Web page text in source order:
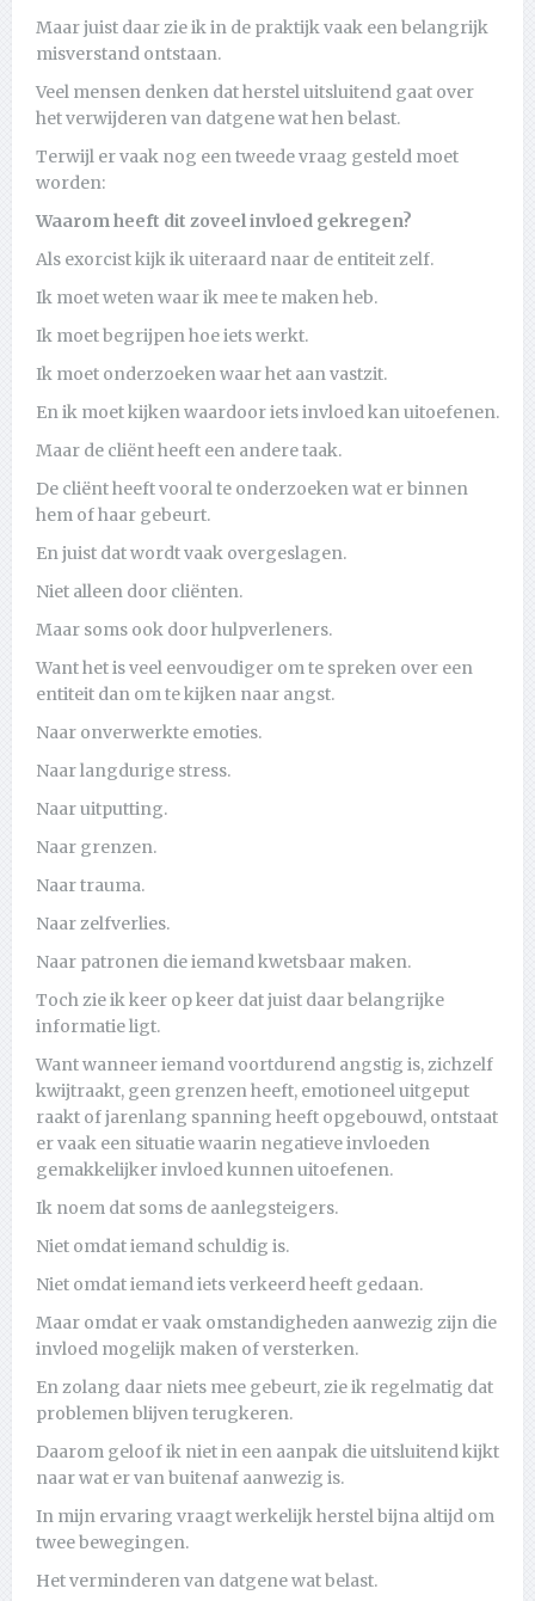
Maar juist daar zie ik in de praktijk vaak een belangrijk
misverstand ontstaan.
Veel mensen denken dat herstel uitsluitend gaat over
het verwijderen van datgene wat hen belast.
Terwijl er vaak nog een tweede vraag gesteld moet
worden:
Waarom heeft dit zoveel invloed gekregen?
Als exorcist kijk ik uiteraard naar de entiteit zelf.
Ik moet weten waar ik mee te maken heb.
Ik moet begrijpen hoe iets werkt.
Ik moet onderzoeken waar het aan vastzit.
En ik moet kijken waardoor iets invloed kan uitoefenen.
Maar de cliënt heeft een andere taak.
De cliënt heeft vooral te onderzoeken wat er binnen
hem of haar gebeurt.
En juist dat wordt vaak overgeslagen.
Niet alleen door cliënten.
Maar soms ook door hulpverleners.
Want het is veel eenvoudiger om te spreken over een
entiteit dan om te kijken naar angst.
Naar onverwerkte emoties.
Naar langdurige stress.
Naar uitputting.
Naar grenzen.
Naar trauma.
Naar zelfverlies.
Naar patronen die iemand kwetsbaar maken.
Toch zie ik keer op keer dat juist daar belangrijke
informatie ligt.
Want wanneer iemand voortdurend angstig is, zichzelf
kwijtraakt, geen grenzen heeft, emotioneel uitgeput
raakt of jarenlang spanning heeft opgebouwd, ontstaat
er vaak een situatie waarin negatieve invloeden
gemakkelijker invloed kunnen uitoefenen.
Ik noem dat soms de aanlegsteigers.
Niet omdat iemand schuldig is.
Niet omdat iemand iets verkeerd heeft gedaan.
Maar omdat er vaak omstandigheden aanwezig zijn die
invloed mogelijk maken of versterken.
En zolang daar niets mee gebeurt, zie ik regelmatig dat
problemen blijven terugkeren.
Daarom geloof ik niet in een aanpak die uitsluitend kijkt
naar wat er van buitenaf aanwezig is.
In mijn ervaring vraagt werkelijk herstel bijna altijd om
twee bewegingen.
Het verminderen van datgene wat belast.